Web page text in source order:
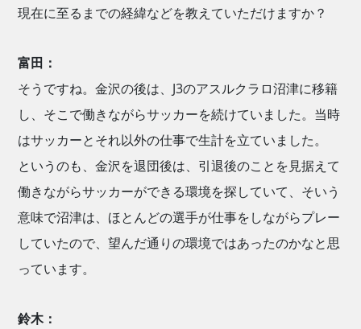
現在に至るまでの経緯などを教えていただけますか？
富田：
そうですね。金沢の後は、J3のアスルクラロ沼津に移籍
し、そこで働きながらサッカーを続けていました。当時
はサッカーとそれ以外の仕事で生計を立ていました。
というのも、金沢を退団後は、引退後のことを見据えて
働きながらサッカーができる環境を探していて、そいう
意味で沼津は、ほとんどの選手が仕事をしながらプレー
していたので、望んだ通りの環境ではあったのかなと思
っています。
鈴木：